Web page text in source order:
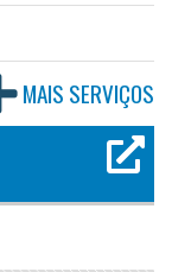
MAIS SERVIÇOS